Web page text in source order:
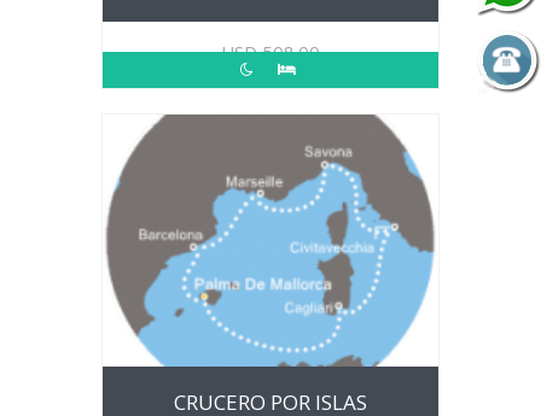
USD508.00
CRUCERO POR ISLAS